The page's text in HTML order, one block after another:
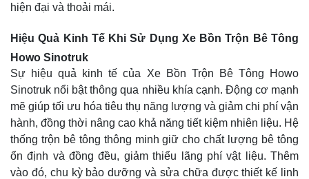
hiện đại và thoải mái.
Hiệu Quả Kinh Tế Khi Sử Dụng Xe Bồn Trộn Bê Tông
Howo Sinotruk
Sự hiệu quả kinh tế của Xe Bồn Trộn Bê Tông Howo
Sinotruk nổi bật thông qua nhiều khía cạnh. Động cơ mạnh
mẽ giúp tối ưu hóa tiêu thụ năng lượng và giảm chi phí vận
hành, đồng thời nâng cao khả năng tiết kiệm nhiên liệu. Hệ
thống trộn bê tông thông minh giữ cho chất lượng bê tông
ổn định và đồng đều, giảm thiểu lãng phí vật liệu. Thêm
vào đó, chu kỳ bảo dưỡng và sửa chữa được thiết kế linh